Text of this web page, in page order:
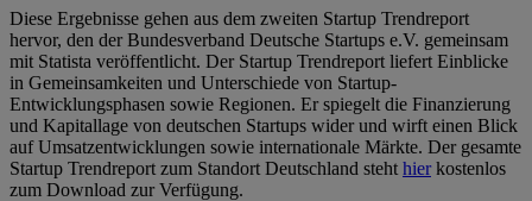
Diese Ergebnisse gehen aus dem zweiten Startup Trendreport
hervor, den der Bundesverband Deutsche Startups e.V. gemeinsam
mit Statista veröffentlicht. Der Startup Trendreport liefert Einblicke
in Gemeinsamkeiten und Unterschiede von Startup-
Entwicklungsphasen sowie Regionen. Er spiegelt die Finanzierung
und Kapitallage von deutschen Startups wider und wirft einen Blick
auf Umsatzentwicklungen sowie internationale Märkte. Der gesamte
Startup Trendreport zum Standort Deutschland steht hierkostenlos
zum Download zur Verfügung.